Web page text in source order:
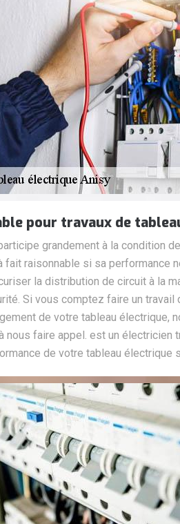
pour travaux de
grandement à la condition
fait raisonnable si sa performance
la distribution de circuit à la
Si vous comptez faire un travail
de votre tableau électrique,
nous faire appel. est un électricien
de votre tableau électrique